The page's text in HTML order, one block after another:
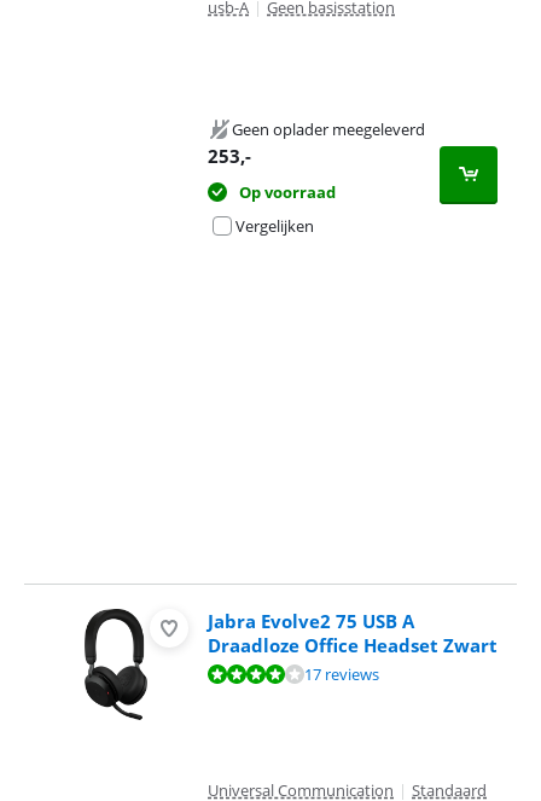
usb-A | Geen basisstation
Geen oplader meegeleverd
253,-
Op voorraad
Vergelijken
Jabra Evolve2 75 USB A
Draadloze Office Headset Zwart
Beoordeling is 7,7 van de 10, gebaseerd op 17 reviews.
17 reviews
Universal Communication | Standaard